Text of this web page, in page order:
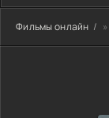
Фильмы онлайн »